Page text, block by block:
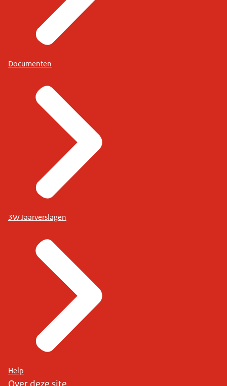
Documenten
3W Jaarverslagen
Help